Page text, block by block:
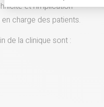
et l’implication
charge des patients.
de la clinique sont :